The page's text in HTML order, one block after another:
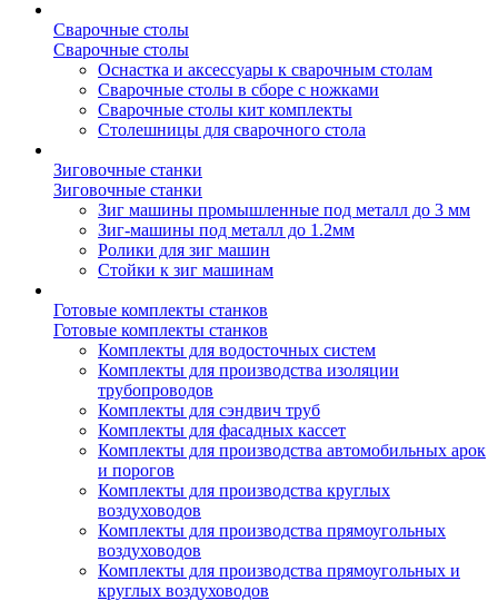
Сварочные столы
Сварочные столы
Оснастка и аксессуары к сварочным столам
Сварочные столы в сборе с ножками
Сварочные столы кит комплекты
Столешницы для сварочного стола
Зиговочные станки
Зиговочные станки
Зиг машины промышленные под металл до 3 мм
Зиг-машины под металл до 1.2мм
Ролики для зиг машин
Стойки к зиг машинам
Готовые комплекты станков
Готовые комплекты станков
Комплекты для водосточных систем
Комплекты для производства изоляции
трубопроводов
Комплекты для сэндвич труб
Комплекты для фасадных кассет
Комплекты для производства автомобильных арок
и порогов
Комплекты для производства круглых
воздуховодов
Комплекты для производства прямоугольных
воздуховодов
Комплекты для производства прямоугольных и
круглых воздуховодов